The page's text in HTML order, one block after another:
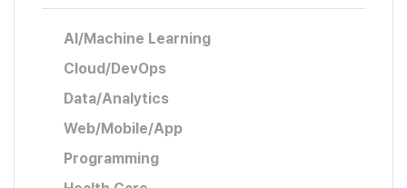
AI/Machine Learning
Cloud/DevOps
Data/Analytics
Web/Mobile/App
Programming